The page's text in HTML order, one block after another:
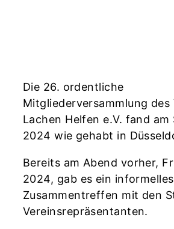
Die 26. ordentliche
Mitgliederversammlung des
Lachen Helfen e.V. fand am
2024 wie gehabt in
Bereits am Abend vorher,
2024, gab es ein informelles
Zusammentreffen mit den
Vereinsrepräsentanten.